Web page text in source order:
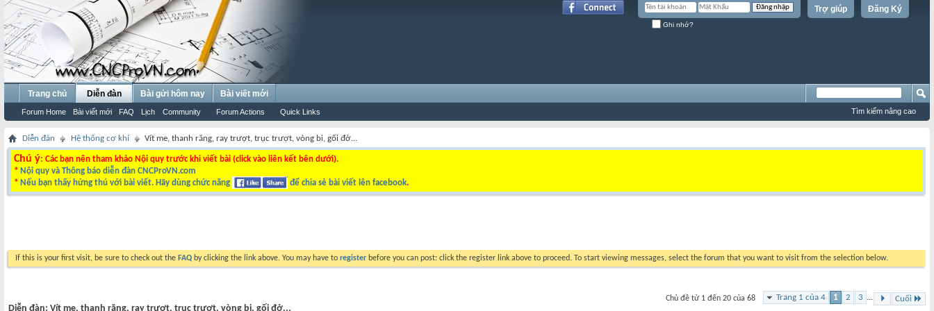
Đăng Ký
Trợ giúp
Ghi nhớ?
Trang chủ Diễn đàn
Forum Home Bài viết mới FAQ Lịch Community Forum Actions Quick Links
Bài gửi hôm nay Bài viết mới
Tìm kiếm nâng cao
Diễn đàn Hệ thống cơ khí Vít me, thanh răng, ray trượt, trục trượt, vòng bi, gối đở...
Chú ý: Các bạn nên tham khảo Nội quy trước khi viết bài (click vào liên kết bên dưới).
* Nội quy và Thông báo diễn đàn CNCProVN.com
* Nếu bạn thấy hứng thú với bài viết. Hãy dùng chức năng để chia sẻ bài viết lên facebook.
If this is your first visit, be sure to check out the FAQ by clicking the link above. You may have to register before you can post: click the register link above to proceed. To start viewing messages, select the forum that you want to visit from the selection below.
Trang 1 của 4 1 2 3 ... Cuối
Chủ đề từ 1 đến 20 của 68
Diễn đàn: Vít me, thanh răng, ray trượt, trục trượt, vòng bi, gối đở...